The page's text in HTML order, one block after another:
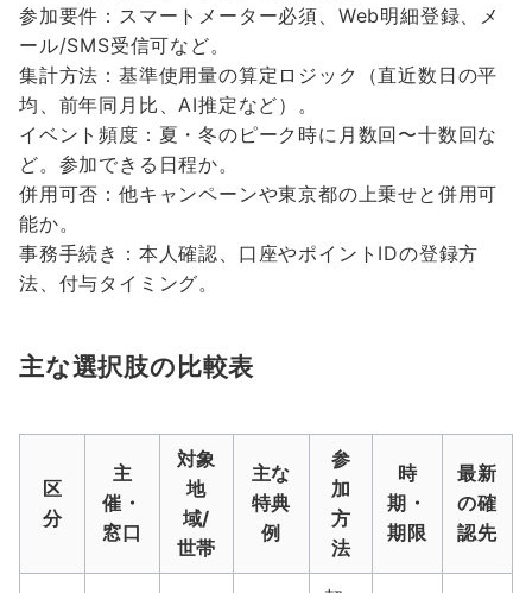
参加要件：スマートメーター必須、Web明細登録、メ
ール/SMS受信可など。
集計方法：基準使用量の算定ロジック（直近数日の平
均、前年同月比、AI推定など）。
イベント頻度：夏・冬のピーク時に月数回〜十数回な
ど。参加できる日程か。
併用可否：他キャンペーンや東京都の上乗せと併用可
能か。
事務手続き：本人確認、口座やポイントIDの登録方
法、付与タイミング。
主な選択肢の比較表
区
分
主
催・
窓口
対象
地
域/
世帯
主な
特典
例
参
加
方
法
時
期・
期限
最新
の確
認先